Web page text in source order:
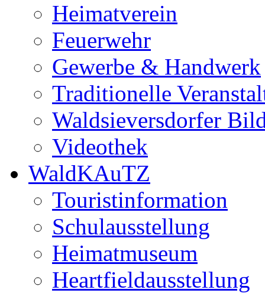
Heimatverein
Feuerwehr
Gewerbe & Handwerk
Traditionelle
Waldsieversdorfer
Videothek
WaldKAuTZ
Touristinformation
Schulausstellung
Heimatmuseum
Heartfieldausstellung